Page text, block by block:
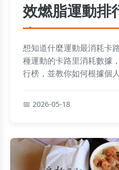
效燃脂運動排
南
想知道什麼運動最消耗卡
種運動的卡路里消耗數據
行榜，並教你如何根據個
2026-05-18